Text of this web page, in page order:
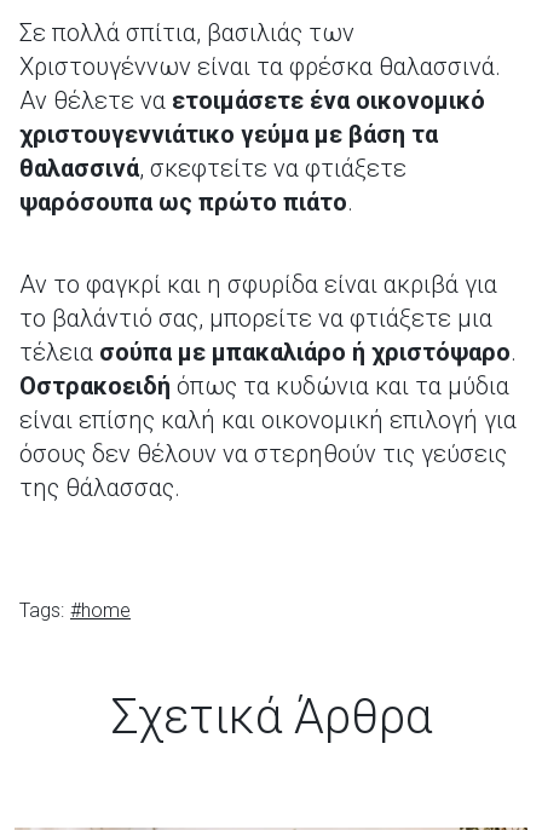
Σε πολλά σπίτια, βασιλιάς των
Χριστουγέννων είναι τα φρέσκα θαλασσινά.
Αν θέλετε να ετοιμάσετε ένα οικονομικό
χριστουγεννιάτικο γεύμα με βάση τα
θαλασσινά, σκεφτείτε να φτιάξετε
ψαρόσουπα ως πρώτο πιάτο.
Αν το φαγκρί και η σφυρίδα είναι ακριβά για
το βαλάντιό σας, μπορείτε να φτιάξετε μια
τέλεια σούπα με μπακαλιάρο ή χριστόψαρο.
Οστρακοειδή όπως τα κυδώνια και τα μύδια
είναι επίσης καλή και οικονομική επιλογή για
όσους δεν θέλουν να στερηθούν τις γεύσεις
της θάλασσας.
Tags: #home
Σχετικά Άρθρα